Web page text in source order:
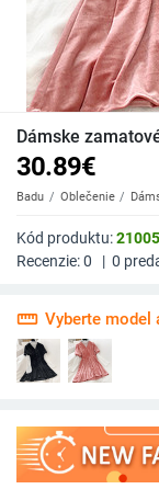
Dámske
30.89€
Badu Oblečenie
Kód produktu:
Recenzie:0 | 0
straighten Vyberte model